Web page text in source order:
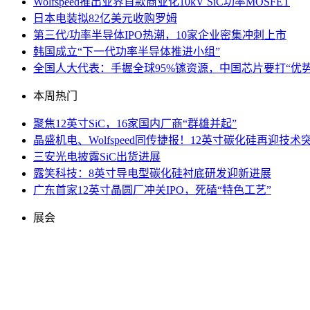
日本电装拟82亿美元收购罗姆
第三代/功率半导体IPO热潮，10家企业密集冲刺上市
韩国成立“下一代功率半导体推进小组”
全国人大代表：手握全球95%镓资源，中国芯片要打“优
本周热门
聚焦12英寸SiC，16家国内厂商“群雄并起”
晶盛机电、Wolfspeed同传捷报！12英寸碳化硅再迎技术
三安光电披露SiC出货进展
露笑科技：8英寸导电型碳化硅衬底研发迎新进展
广东首家12英寸晶圆厂冲关IPO，死磕“特色工艺”
展会